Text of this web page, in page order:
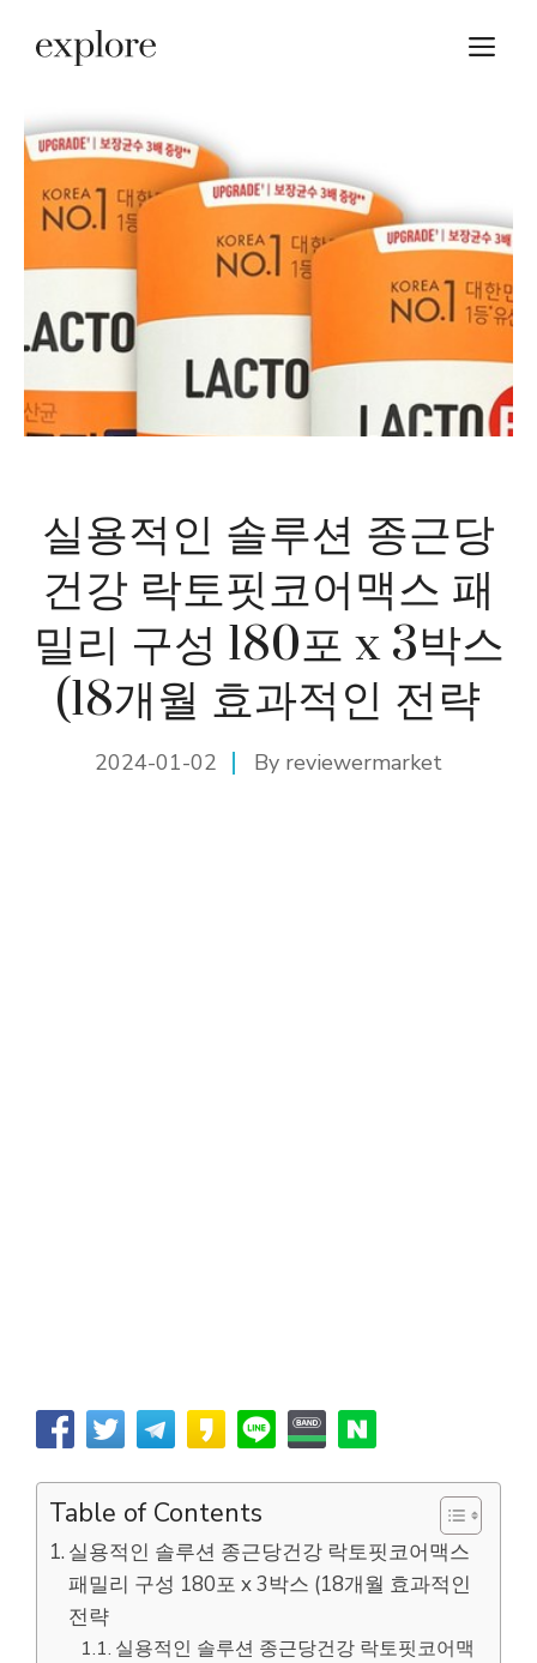
실용적인 솔루션 종근당
건강 락토핏코어맥스 패
밀리 구성 180포 x 3박스
(18개월 효과적인 전략
2024-01-02 By reviewermarket
Table of Contents
실용적인 솔루션 종근당건강 락토핏코어맥스
패밀리 구성 180포 x 3박스 (18개월 효과적인
전략
실용적인 솔루션 종근당건강 락토핏코어맥